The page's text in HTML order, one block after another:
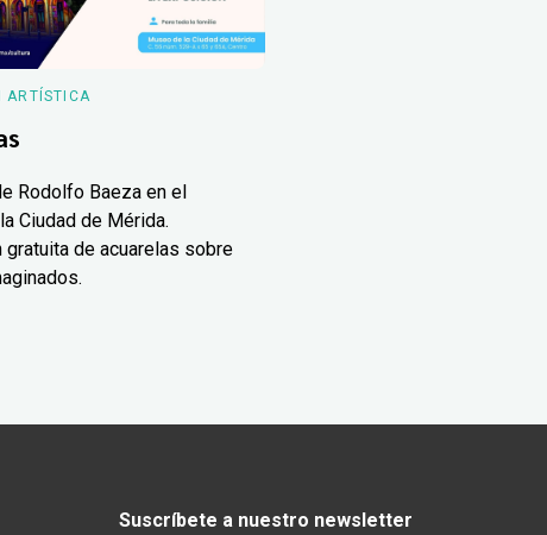
ARTÍSTICA
Rodolfo Baeza en el
Ciudad de Mérida.
gratuita de acuarelas sobre
Suscríbete a nuestro newsletter